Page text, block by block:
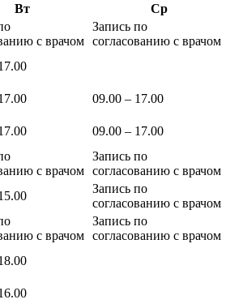
Вт Ср
с врачом
Запись по
согласованию с врачом
09.00 – 17.00
09.00 – 17.00
с врачом
Запись по
согласованию с врачом
Запись по
согласованию с врачом
с врачом
Запись по
согласованию с врачом